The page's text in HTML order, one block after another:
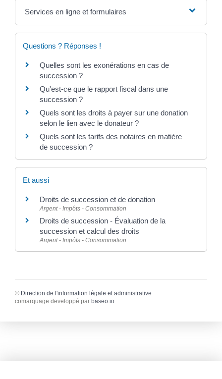
Services en ligne et formulaires
Questions ? Réponses !
Quelles sont les exonérations en cas de
succession ?
Qu'est-ce que le rapport fiscal dans une
succession ?
Quels sont les droits à payer sur une donation
selon le lien avec le donateur ?
Quels sont les tarifs des notaires en matière
de succession ?
Et aussi
Droits de succession et de donation
Argent - Impôts - Consommation
Droits de succession - Évaluation de la
succession et calcul des droits
Argent - Impôts - Consommation
© Direction de l'information légale et administrative
comarquage developpé par baseo.io